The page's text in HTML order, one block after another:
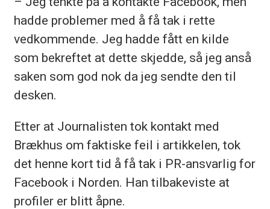
hadde problemer med å få tak i rette
vedkommende. Jeg hadde fått en kilde
som bekreftet at dette skjedde, så jeg anså
saken som god nok da jeg sendte den til
desken.
Etter at Journalisten tok kontakt med
Brækhus om faktiske feil i artikkelen, tok
det henne kort tid å få tak i PR-ansvarlig for
Facebook i Norden. Han tilbakeviste at
profiler er blitt åpne.